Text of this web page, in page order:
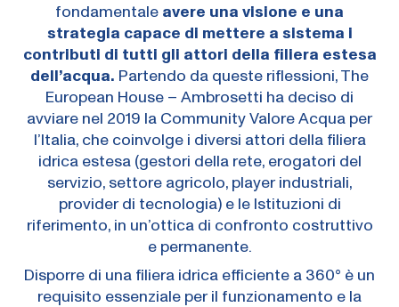
fondamentale avere una visione e una
strategia capace di mettere a sistema i
contributi di tutti gli attori della filiera estesa
dell’acqua. Partendo da queste riflessioni, The
European House – Ambrosetti ha deciso di
avviare nel 2019 la Community Valore Acqua per
l’Italia, che coinvolge i diversi attori della filiera
idrica estesa (gestori della rete, erogatori del
servizio, settore agricolo, player industriali,
provider di tecnologia) e le Istituzioni di
riferimento, in un’ottica di confronto costruttivo
e permanente.
Disporre di una filiera idrica efficiente a 360° è un
requisito essenziale per il funzionamento e la